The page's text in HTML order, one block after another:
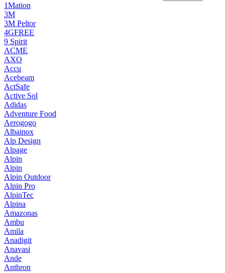
1Mation
3M
3M Peltor
4GFREE
9 Spirit
ACME
AXO
Accu
Acebeam
ActSafe
Active Sol
Adidas
Adventure Food
Aerogogo
Albainox
Alp Design
Alpage
Alpin
Alpin
Alpin Outdoor
Alpin Pro
AlpinTec
Alpina
Amazonas
Ambu
Amila
Anadigit
Anavasi
Ande
Anthron